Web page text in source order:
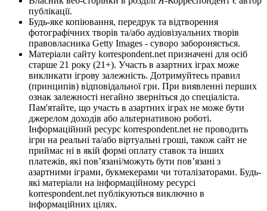
публікації.
Будь-яке копіювання, передрук та відтворення
фотографічних творів та/або аудіовізуальних творів
правовласника Getty Images - суворо забороняється.
Матеріали сайту korrespondent.net призначені для осіб
старше 21 року (21+). Участь в азартних іграх може
викликати ігрову залежність. Дотримуйтесь правил
(принципів) відповідальної гри. При виявленні перших
ознак залежності негайно зверніться до спеціаліста.
Пам'ятайте, що участь в азартних іграх не може бути
джерелом доходів або альтернативою роботі.
Інформаційний ресурс korrespondent.net не проводить
ігри на реальні та/або віртуальні гроші, також сайт не
приймає ні в якій формі оплату ставок та інших
платежів, які пов’язані/можуть бути пов’язані з
азартними іграми, букмекерами чи тоталізаторами. Будь-
які матеріали на інформаційному ресурсі
korrespondent.net публікуються виключно в
інформаційних цілях.